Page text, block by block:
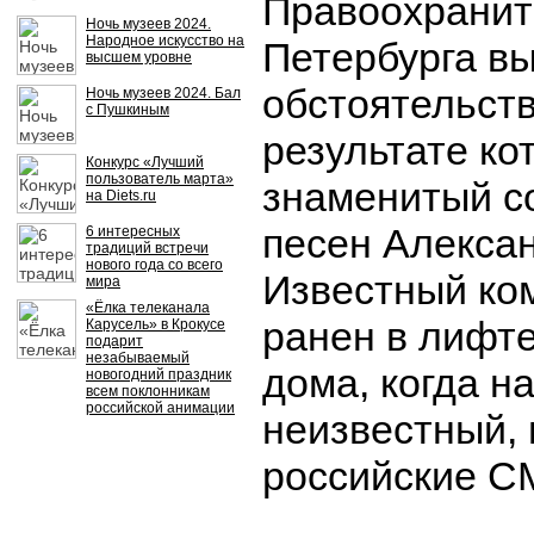
Ночь музеев 2024.
Народное искусство на
высшем уровне
Ночь музеев 2024. Бал
с Пушкиным
Конкурс «Лучший
пользователь марта»
на Diets.ru
6 интересных
традиций встречи
нового года со всего
мира
«Ёлка телеканала
Карусель» в Крокусе
подарит
незабываемый
новогодний праздник
всем поклонникам
российской анимации
Петербурга
результате
знаменитый
песен
Известный
ранен в
дома, когда
российские